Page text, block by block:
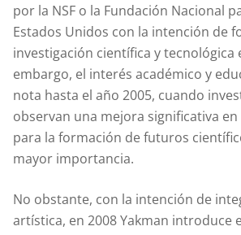
por la NSF o la Fundación Nacional
Estados Unidos con la intención de
investigación científica y tecnológica
embargo, el interés académico y
nota hasta el año 2005, cuando
observan una mejora significativa
para la formación de futuros
mayor importancia.
No obstante, con la intención de
artística, en 2008 Yakman introduce